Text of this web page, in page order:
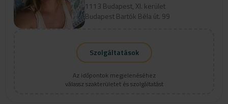
Szolgáltatások
Az időpontok megjelenéséhez
válassz szakterületet és szolgáltatást
1113 Budapest, XI. kerület
Budapest Bartók Béla út. 99